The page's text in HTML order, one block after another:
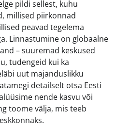
pildi sellest, kuhu
millised piirkonnad
peavad tegelema
Linnastumine on globaalne
– suuremad keskused
tudengeid kui ka
uut majanduslikku
detailselt otsa Eesti
nende kasvu või
toome välja, mis teeb